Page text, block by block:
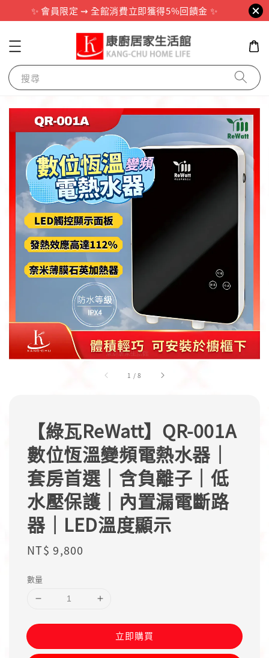
✨ 會員限定 ⇝ 全館消費立即獲得5%回饋金 ✨
搜尋
1 /8
【綠瓦ReWatt】QR-001A
數位恆溫變頻電熱水器｜
套房首選｜含負離子｜低
水壓保護｜內置漏電斷路
器｜LED溫度顯示
Regular
NT$ 9,800
數量
立即購買